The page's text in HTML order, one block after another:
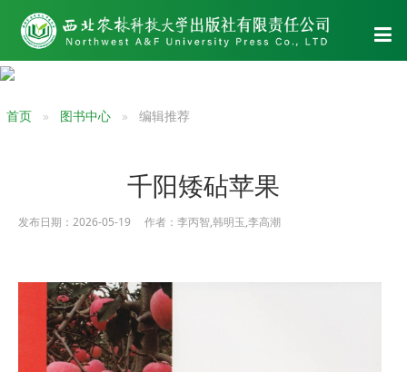
首页 图书中心 编辑推荐
千阳矮砧苹果
发布日期：2026-05-19 作者：李丙智,韩明玉,李高潮